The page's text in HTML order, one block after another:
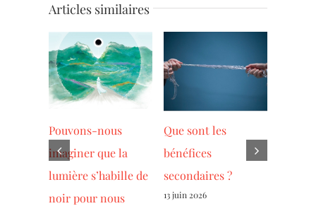
Articles similaires
Pouvons-nous
imaginer que la
lumière s’habille de
noir pour nous
Que sont les
bénéfices
secondaires ?
13 juin 2026